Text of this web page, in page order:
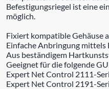
Befestigungsriegel ist eine
möglich.
Fixiert kompatible Gehäuse
Einfache Anbringung mittels
Aus beständigem
Geeignet für die folgende
Expert Net Control 2111-
Expert Net Control 2191-